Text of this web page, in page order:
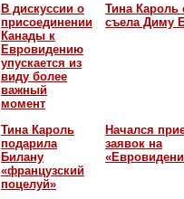
В дискуссии о
присоединении
Канады к
Евровидению
упускается из
виду более
важный
момент
Тина Кароль
съела Диму
Тина Кароль
подарила
Билану
«французский
поцелуй»
Начался
заявок на